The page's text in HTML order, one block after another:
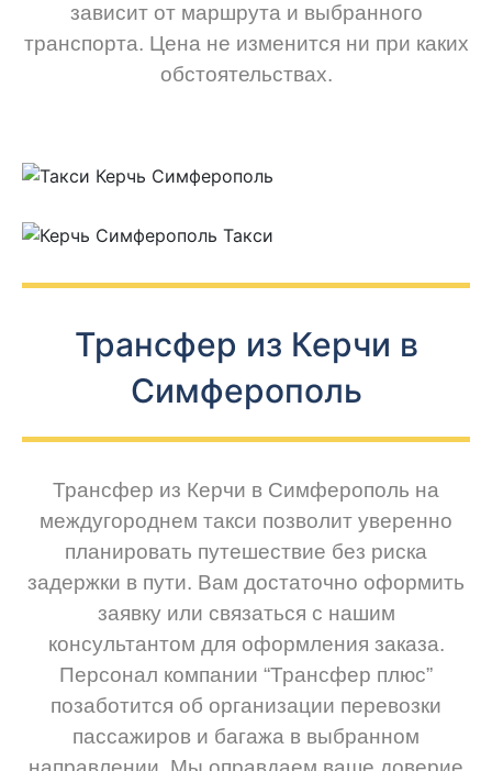
зависит от маршрута и выбранного
транспорта. Цена не изменится ни при каких
обстоятельствах.
Трансфер из Керчи в
Симферополь
Трансфер из Керчи в Симферополь на
междугороднем такси позволит уверенно
планировать путешествие без риска
задержки в пути. Вам достаточно оформить
заявку или связаться с нашим
консультантом для оформления заказа.
Персонал компании “Трансфер плюс”
позаботится об организации перевозки
пассажиров и багажа в выбранном